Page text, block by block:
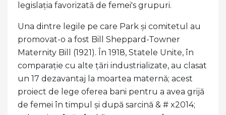
legislația favorizată de femei's grupuri.
Una dintre legile pe care Park și comitetul au
promovat-o a fost Bill Sheppard-Towner
Maternity Bill (1921). În 1918, Statele Unite, în
comparație cu alte țări industrializate, au clasat
un 17 dezavantaj la moartea maternă; acest
proiect de lege oferea bani pentru a avea grijă
de femei în timpul și după sarcină & # x2014;